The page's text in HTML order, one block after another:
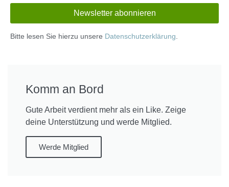
Bitte lesen Sie hierzu unsere Datenschutzerklärung
Komm an Bord
Gute Arbeit verdient mehr als ein Like. Zeige
deine Unterstützung und werde Mitglied.
Werde Mitglied